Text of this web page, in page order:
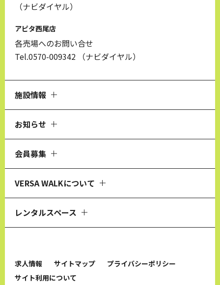
（ナビダイヤル）
アピタ西尾店
各売場へのお問い合せ
Tel.0570-009342 （ナビダイヤル）
施設情報
お知らせ
会員募集
VERSA WALKについて
レンタルスペース
求人情報 サイトマップ
プライバシーポリシー
サイト利用について